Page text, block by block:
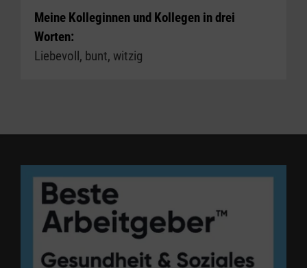
Meine Kolleginnen und Kollegen in drei
Worten:
Liebevoll, bunt, witzig